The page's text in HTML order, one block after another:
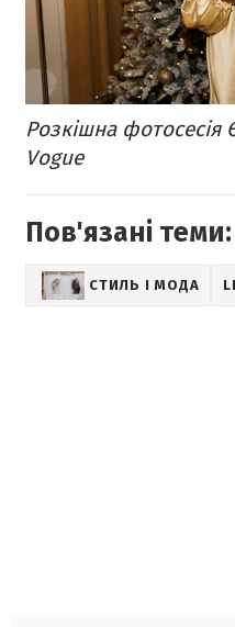
Розкішна
Vogue
Пов'язані теми:
СТИЛЬ І МОДА